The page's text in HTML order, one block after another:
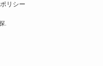
リシー
.